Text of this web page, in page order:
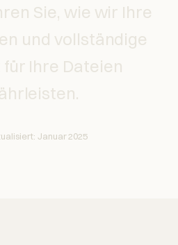
Sie, wie wir Ihre
und vollständige
Ihre Dateien
Januar 2025